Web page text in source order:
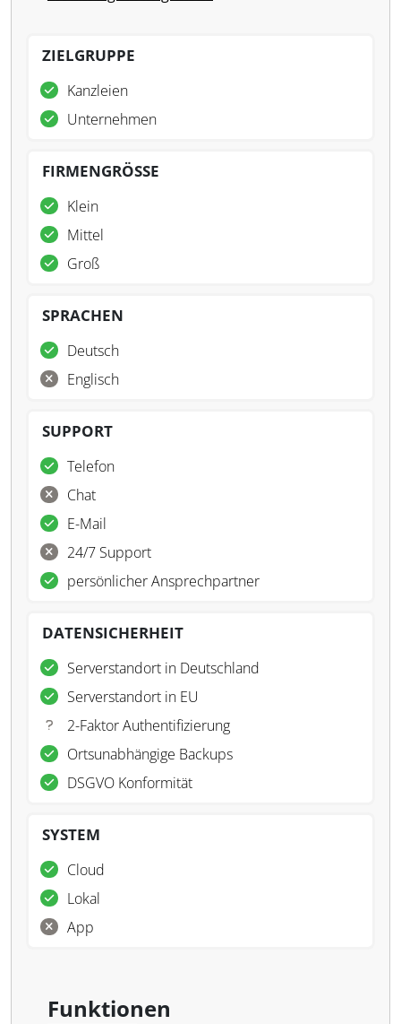
ZIELGRUPPE
Kanzleien
Unternehmen
FIRMENGRÖSSE
Klein
Mittel
Groß
SPRACHEN
Deutsch
Englisch
SUPPORT
Telefon
Chat
E-Mail
24/7 Support
persönlicher Ansprechpartner
DATENSICHERHEIT
Serverstandort in Deutschland
Serverstandort in EU
2-Faktor Authentifizierung
Ortsunabhängige Backups
DSGVO Konformität
SYSTEM
Cloud
Lokal
App
Funktionen